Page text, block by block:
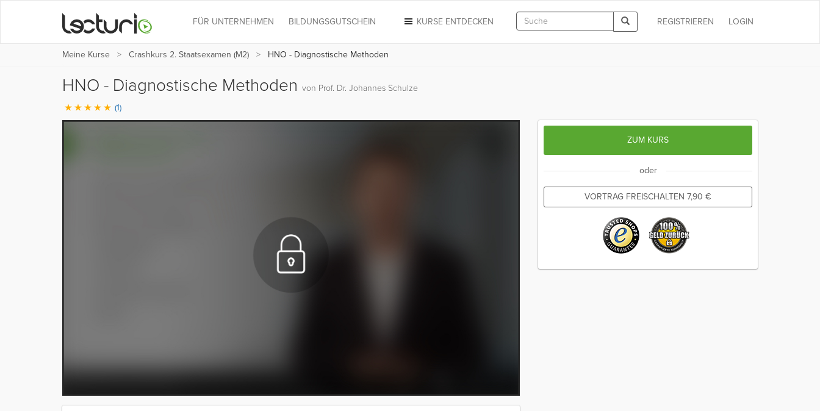
LOGIN
REGISTRIEREN
KURSE ENTDECKEN
FÜR UNTERNEHMEN BILDUNGSGUTSCHEIN
Meine Kurse Crashkurs 2. Staatsexamen (M2) HNO - Diagnostische Methoden
HNO - Diagnostische Methoden von Prof. Dr. Johannes Schulze
(1)
ZUM KURS
oder
VORTRAG FREISCHALTEN 7,90 €